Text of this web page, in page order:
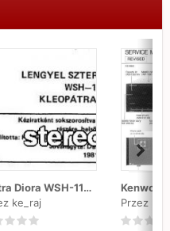
Unitra Diora WSH-110, WSH-111, WSH-402 "Kleopatra 2"
ke_raj
Przez